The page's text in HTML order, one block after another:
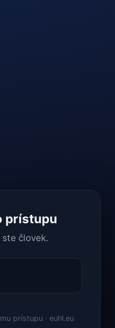
prístupu
človek.
prístupu · euhl.eu